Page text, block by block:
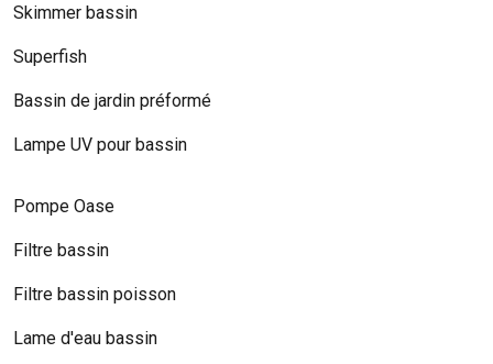
Skimmer bassin
Superfish
Bassin de jardin préformé
Lampe UV pour bassin
Pompe Oase
Filtre bassin
Filtre bassin poisson
Lame d'eau bassin